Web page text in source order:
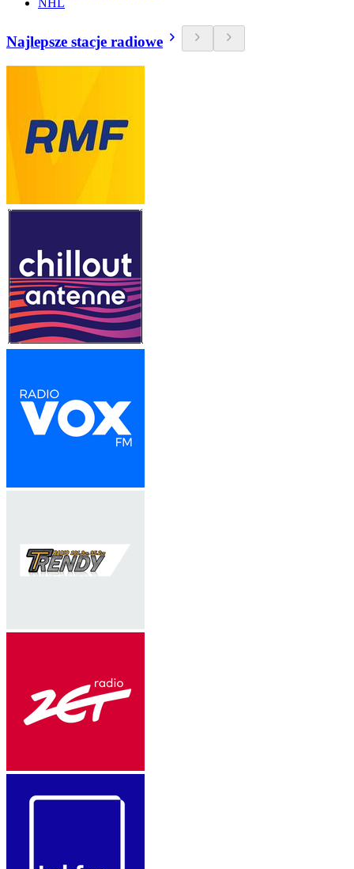
NHL
Najlepsze stacje radiowe